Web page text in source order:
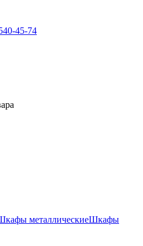
45-74
металлическиеШкафы